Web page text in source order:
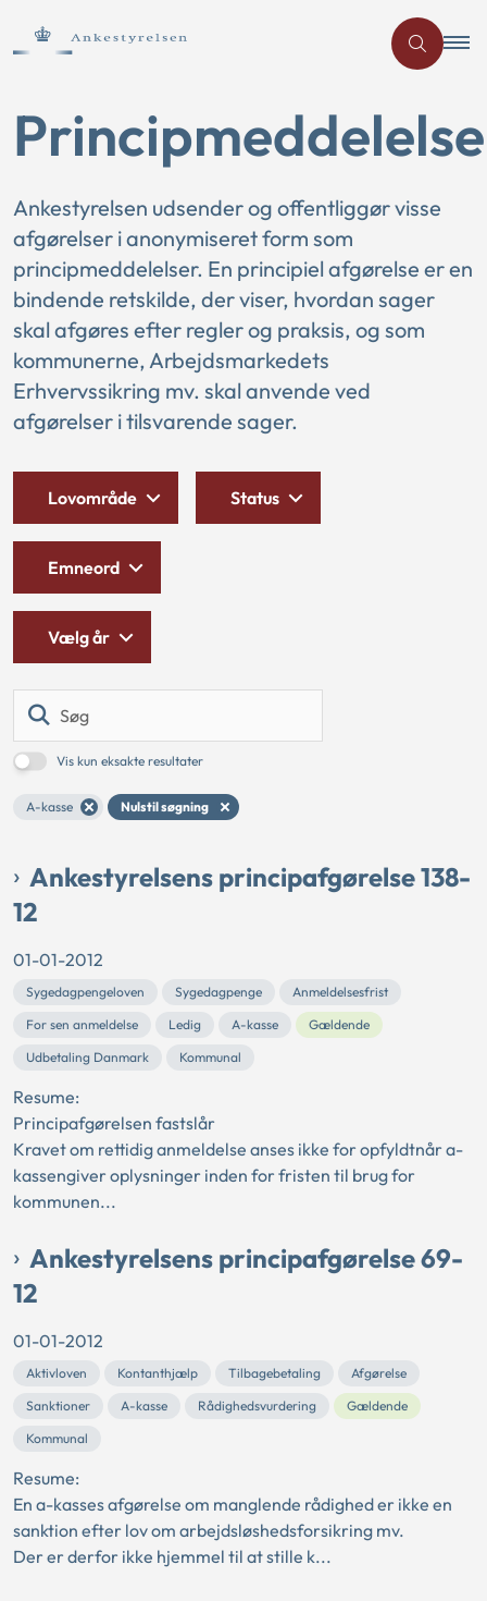
Ankestyrelsen udsender og offentliggør visse
afgørelser i anonymiseret form som
principmeddelelser. En principiel afgørelse er en
bindende retskilde, der viser, hvordan sager
skal afgøres efter regler og praksis, og som
kommunerne, Arbejdsmarkedets
Erhvervssikring mv. skal anvende ved
afgørelser i tilsvarende sager.
Vis kun eksakte resultater
A-kasse Nulstil søgning
Lovområde Status
Emneord
Vælg år
Ankestyrelsens principafgørelse 138-
12
01-01-2012
Sygedagpengeloven Sygedagpenge
Anmeldelsesfrist
For sen anmeldelse
Ledig A-kasse
Gældende
Udbetaling Danmark
Kommunal
Resume:
Principafgørelsen fastslår
Kravet om rettidig anmeldelse anses ikke for opfyldtnår a-
kassengiver oplysninger inden for fristen til brug for
kommunen...
Ankestyrelsens principafgørelse 69-
12
01-01-2012
Aktivloven Kontanthjælp Tilbagebetaling
Afgørelse
Sanktioner
A-kasse Rådighedsvurdering
Gældende
Kommunal
Resume:
En a-kasses afgørelse om manglende rådighed er ikke en
sanktion efter lov om arbejdsløshedsforsikring mv.
Der er derfor ikke hjemmel til at stille k...